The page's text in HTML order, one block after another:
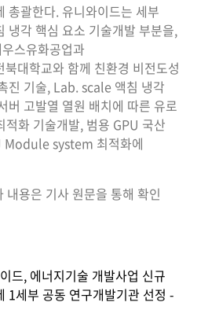
총괄한다. 유니와이드는 세부
냉각 핵심 요소 기술개발 부분을,
스유화공업과
대학교와 함께 친환경 비전도성
진 기술, Lab. scale 액침 냉각
버 고발열 열원 배치에 따른 유로
적화 기술개발, 범용 GPU 국산
Module system 최적화에
내용은 기사 원문을 통해 확인
드, 에너지기술 개발사업 신규
1세부 공동 연구개발기관 선정 -